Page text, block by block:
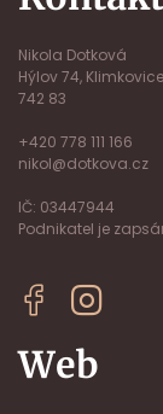
Nikola Dotková
Hýlov 74, Klimkovice
742 83
+420 778 111 166
nikol@dotkova.cz
IČ: 03447944
Podnikatel je
Web